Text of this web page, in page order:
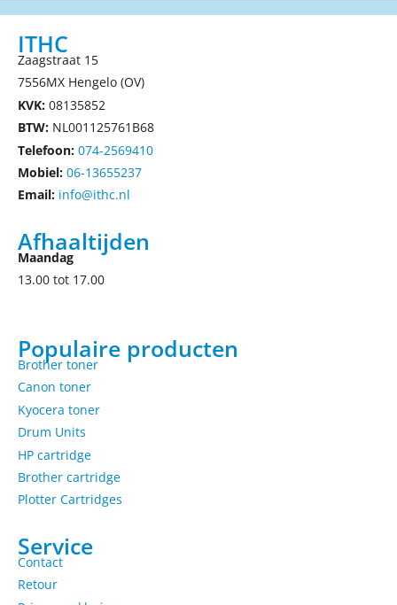
ITHC
Zaagstraat 15
7556MX Hengelo (OV)
KVK: 08135852
BTW: NL001125761B68
Telefoon: 074-2569410
Mobiel: 06-13655237
Email: info@ithc.nl
Afhaaltijden
Maandag
13.00 tot 17.00
Populaire producten
Brother toner
Canon toner
Kyocera toner
Drum Units
HP cartridge
Brother cartridge
Plotter Cartridges
Service
Contact
Retour